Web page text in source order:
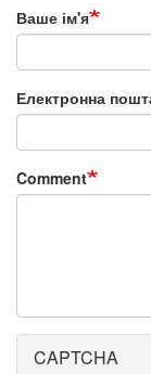
Ваше ім'я
Електронна
Comment
CAPTCHA